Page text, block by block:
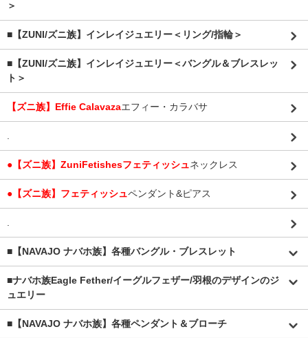
＞
■【ZUNI/ズニ族】インレイジュエリー＜リング/指輪＞
■【ZUNI/ズニ族】インレイジュエリー＜バングル＆ブレスレッ
ト＞
【ズニ族】Effie Calavazaエフィー・カラバサ
.
●【ズニ族】ZuniFetishesフェティッシュネックレス
●【ズニ族】フェティッシュペンダント&ピアス
.
■【NAVAJO ナバホ族】各種バングル・ブレスレット
■ナバホ族Eagle Fether/イーグルフェザー/羽根のデザインのジ
ュエリー
■【NAVAJO ナバホ族】各種ペンダント＆ブローチ